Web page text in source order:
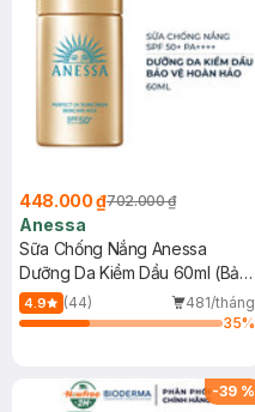
448.000 ₫702.000 ₫
Anessa
Sữa Chống Nắng Anessa
Dưỡng Da Kiềm Dầu 60ml (Bản
Mới)
4.9 (44)
481/tháng
35%
-39 %